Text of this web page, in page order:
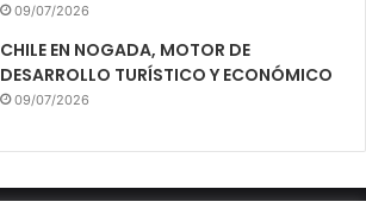
09/07/2026
CHILE EN NOGADA, MOTOR DE
DESARROLLO TURÍSTICO Y ECONÓMICO
09/07/2026